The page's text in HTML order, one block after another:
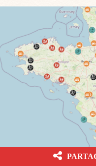
[CARTE INTERACTIVE]